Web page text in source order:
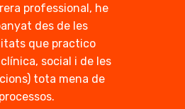
professional, he
des de les
que practico
social i de les
tota mena de
processos.